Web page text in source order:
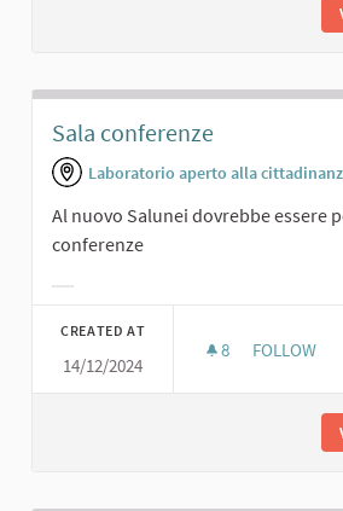
Sala conferenze
Laboratorio aperto alla
Al nuovo Salunei dovrebbe essere
conferenze
CREATED AT
14/12/2024
8 8 FOLLOWERS
FOLLOW